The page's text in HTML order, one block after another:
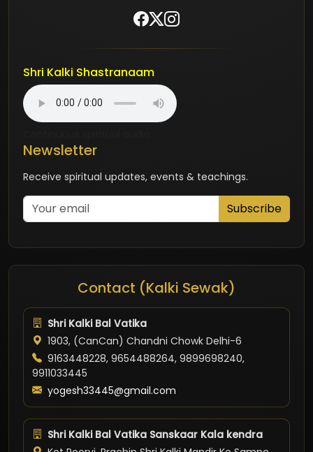
Shri Kalki Shastranaam
Newsletter
Receive spiritual updates, events & teachings.
Subscribe
Contact (Kalki Sewak)
Shri Kalki Bal Vatika
1903, (CanCan) Chandni Chowk Delhi-6
9163448228, 9654488264, 9899698240,
9911033445
yogesh33445@gmail.com
Shri Kalki Bal Vatika Sanskaar Kala kendra